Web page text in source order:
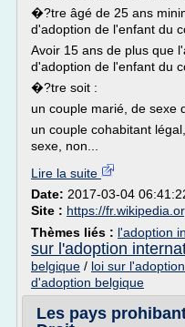
�?tre âgé de 25 ans
d'adoption de l'enfant du
Avoir 15 ans de plus que
d'adoption de l'enfant du
�?tre soit :
un couple marié, de sexe
un couple cohabitant
sexe, non...
Lire la suite
Date: 2017-03-04
Site : https://
Thèmes liés : l'adoption
sur l'adoption
belgique / loi sur
d'adoption belgique
Les pays